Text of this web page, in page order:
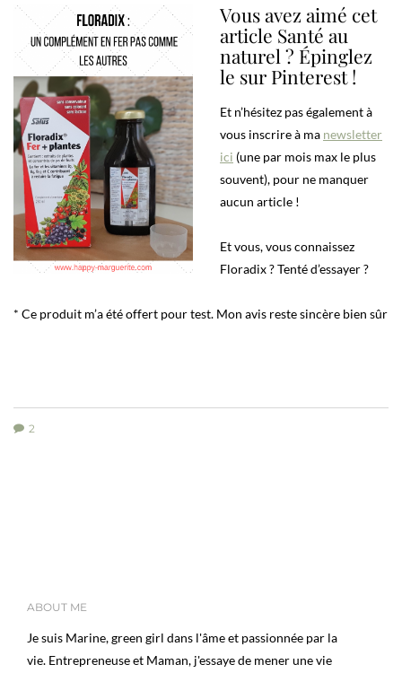
Vous avez aimé cet
article Santé au
naturel ? Épinglez
le sur Pinterest !
Et n’hésitez pas également à
vous inscrire à ma newsletter
ici (une par mois max le plus
souvent), pour ne manquer
aucun article !
Et vous, vous connaissez
Floradix ? Tenté d’essayer ?
* Ce produit m’a été offert pour test. Mon avis reste sincère bien sûr
2
ABOUT ME
Je suis Marine, green girl dans l'âme et passionnée par la
vie. Entrepreneuse et Maman, j'essaye de mener une vie